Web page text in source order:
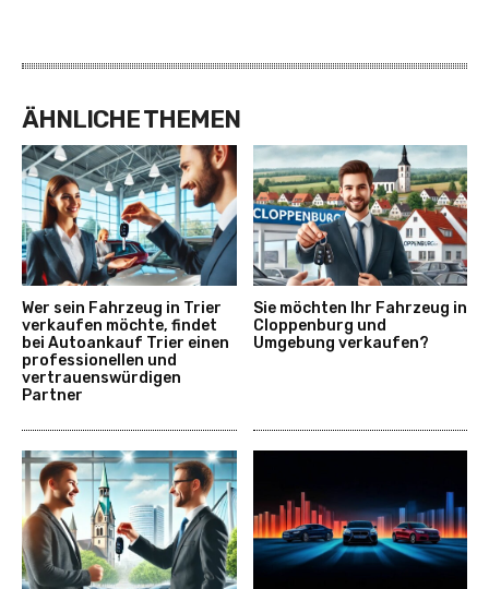
ÄHNLICHE THEMEN
Wer sein Fahrzeug in Trier
verkaufen möchte, findet
bei Autoankauf Trier einen
professionellen und
vertrauenswürdigen
Partner
Sie möchten Ihr Fahrzeug in
Cloppenburg und
Umgebung verkaufen?